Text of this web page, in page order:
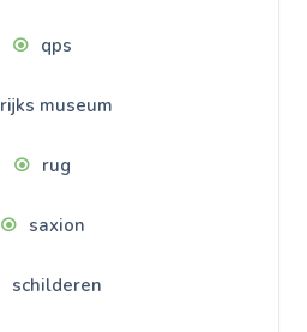
qps
rijks museum
rug
saxion
schilderen